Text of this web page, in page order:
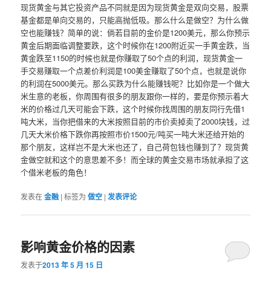
现货黄金与其它投资产品不同就是因为现货黄金是双向交易，股票
基金都是单向交易的，只能高抛低吸。那么什么是做空？为什么做
空也能赚钱？简单的说：倘若目前的金价是1200美元，那么你预示
黄金后期面临调整要跌，这个时候你在1200附近买一手黄金跌，当
黄金跌至1150的时候也就是你赚取了50个点的利润，现货黄金一
手交易赚取一个点差价利润是100美金赚取了50个点，也就是说你
的利润在5000美元。那么买跌为什么能赚钱呢？比如你是一个做大
米生意的老板，你周围有很多的朋友跟你一样的，要是你预示着大
米的价格过几天可能会下跌，这个时候你找周围的朋友同行先借1
吨大米，当你把借来的大米按照目前的市价卖掉卖了2000块钱，过
几天大米价格下跌你再按照市价1500元/吨买一吨大米还给开始的
那个朋友，这样岂不是大米也还了，自己荷包钱也赚到了？现货黄
金做空就和这个的意思差不多！而全球的黄金交易市场就承担了这
个借米老板的角色！
发表在金融 |标签为 做空 |发表评论
影响黄金价格的因素
发表于2013 年 5 月 15 日